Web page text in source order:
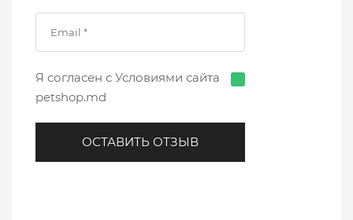
Я согласен с Условиями сайта
petshop.md
ОСТАВИТЬ ОТЗЫВ